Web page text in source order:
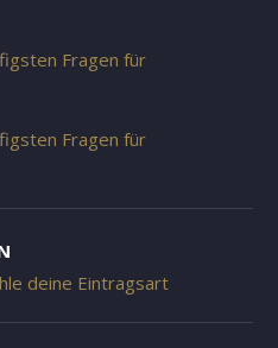
Fragen für
Fragen für
deine Eintragsart